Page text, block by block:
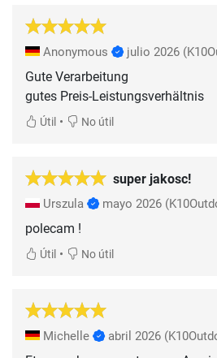
Anonymous julio 2026
Gute Verarbeitung
gutes Preis-Leistungsverhältnis
Útil • No útil
super jakosc!
Urszula mayo 2026
polecam !
Útil • No útil
Michelle abril 2026